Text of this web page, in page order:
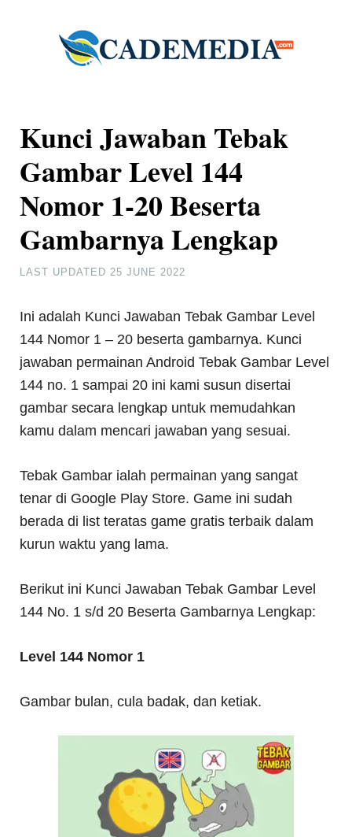
Kunci Jawaban Tebak
Gambar Level 144
Nomor 1-20 Beserta
Gambarnya Lengkap
LAST UPDATED25 JUNE 2022
Ini adalah Kunci Jawaban Tebak Gambar Level
144 Nomor 1 – 20 beserta gambarnya. Kunci
jawaban permainan Android Tebak Gambar Level
144 no. 1 sampai 20 ini kami susun disertai
gambar secara lengkap untuk memudahkan
kamu dalam mencari jawaban yang sesuai.
Tebak Gambar ialah permainan yang sangat
tenar di Google Play Store. Game ini sudah
berada di list teratas game gratis terbaik dalam
kurun waktu yang lama.
Berikut ini Kunci Jawaban Tebak Gambar Level
144 No. 1 s/d 20 Beserta Gambarnya Lengkap:
Level 144 Nomor 1
Gambar bulan, cula badak, dan ketiak.